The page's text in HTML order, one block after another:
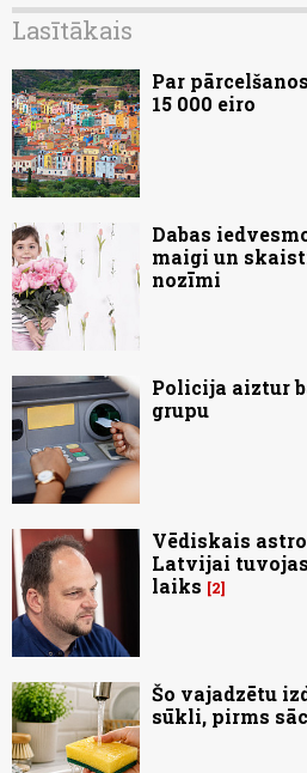
Lasītākais
Par
15 000 eiro
Dabas
maigi un
nozīmi
Policija aiztur
grupu
Vēdiskais
Latvijai
laiks
2
Šo vajadzētu
sūkli, pirms